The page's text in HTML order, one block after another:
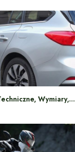
Wymiary,…